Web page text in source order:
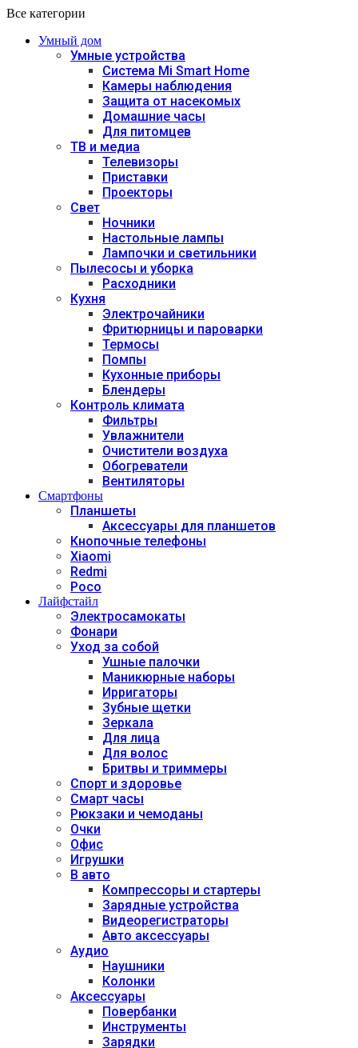
Все категории
Умный дом
Умные устройства
Система Mi Smart Home
Камеры наблюдения
Защита от насекомых
Домашние часы
Для питомцев
ТВ и медиа
Телевизоры
Приставки
Проекторы
Свет
Ночники
Настольные лампы
Лампочки и светильники
Пылесосы и уборка
Расходники
Кухня
Электрочайники
Фритюрницы и пароварки
Термосы
Помпы
Кухонные приборы
Блендеры
Контроль климата
Фильтры
Увлажнители
Очистители воздуха
Обогреватели
Вентиляторы
Смартфоны
Планшеты
Аксессуары для планшетов
Кнопочные телефоны
Xiaomi
Redmi
Poco
Лайфстайл
Электросамокаты
Фонари
Уход за собой
Ушные палочки
Маникюрные наборы
Ирригаторы
Зубные щетки
Зеркала
Для лица
Для волос
Бритвы и триммеры
Спорт и здоровье
Смарт часы
Рюкзаки и чемоданы
Очки
Офис
Игрушки
В авто
Компрессоры и стартеры
Зарядные устройства
Видеорегистраторы
Авто аксессуары
Аудио
Наушники
Колонки
Аксессуары
Повербанки
Инструменты
Зарядки